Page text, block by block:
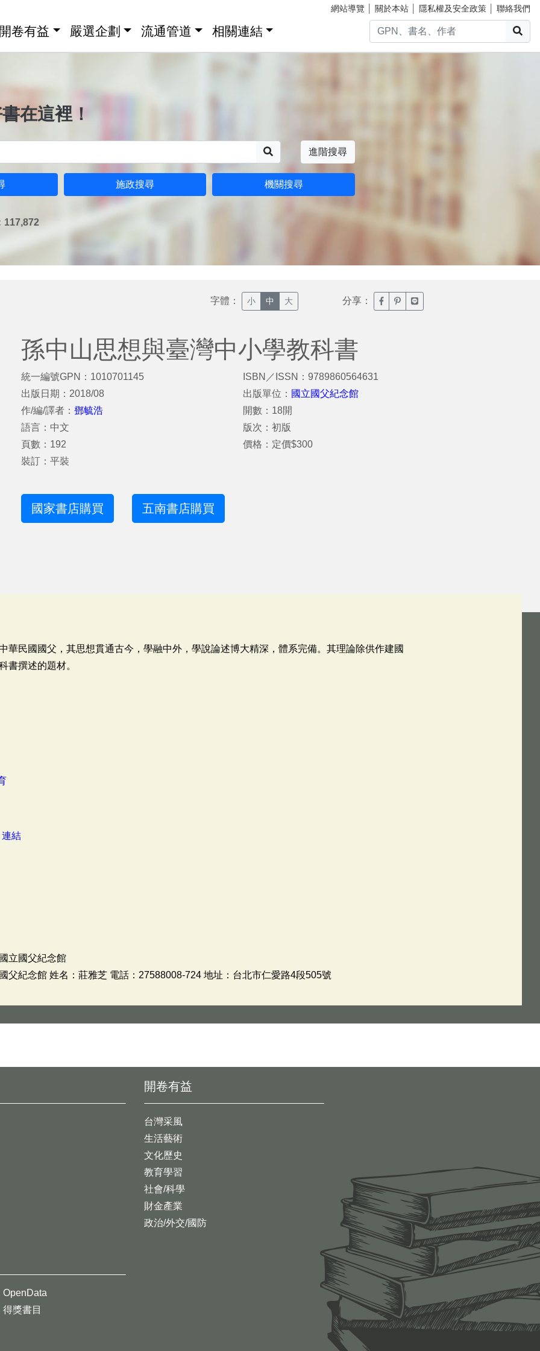
網站導覽 關於本站 隱私權及安全政策 聯絡我們
卷有益 嚴選企劃 流通管道 相關連結
在這裡！
進階搜尋
施政搜尋 機關搜尋
117,872
字體： 小 中 大 分享： 臉書分享(另開新視窗)
噗浪分享(另開新視窗)
Line分享(另開新視窗)
孫中山思想與臺灣中小學教科書
統一編號GPN：1010701145
出版日期：2018/08
作/編/譯者： 鄧毓浩
語言：中文
頁數：192
裝訂：平裝
ISBN／ISSN：9789860564631
出版單位： 國立國父紀念館
開數：18開
版次：初版
價格：定價$300
國家書店購買 五南書店購買
華民國國父，其思想貫通古今，學融中外，學說論述博大精深，體系完備。其理論除供作建國
書撰述的題材。
連結
立國父紀念館
父紀念館 姓名：莊雅芝 電話：27588008-724 地址：台北市仁愛路4段505號
開卷有益
台灣采風
生活藝術
文化歷史
教育學習
社會/科學
財金產業
政治/外交/國防
OpenData
得獎書目